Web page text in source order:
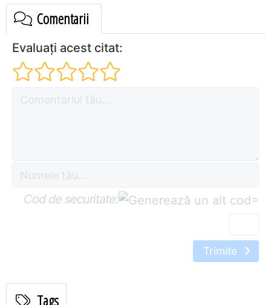
Comentarii
Evaluați acest citat:
Cod de securitate: =
Trimite
Tags